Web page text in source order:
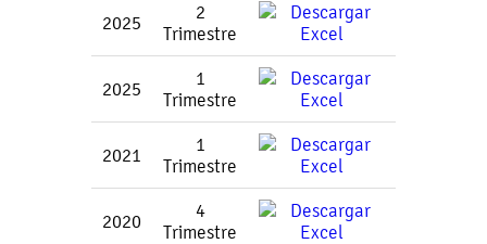
2025
2
Trimestre
2025
1
Trimestre
2021
1
Trimestre
2020
4
Trimestre